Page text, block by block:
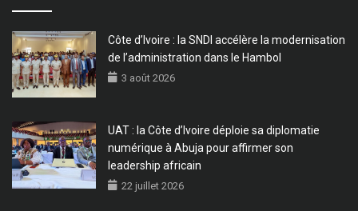
Côte d’Ivoire : la SNDI accélère la modernisation
de l’administration dans le Hambol
3 août 2026
UAT : la Côte d’Ivoire déploie sa diplomatie
numérique à Abuja pour affirmer son
leadership africain
22 juillet 2026